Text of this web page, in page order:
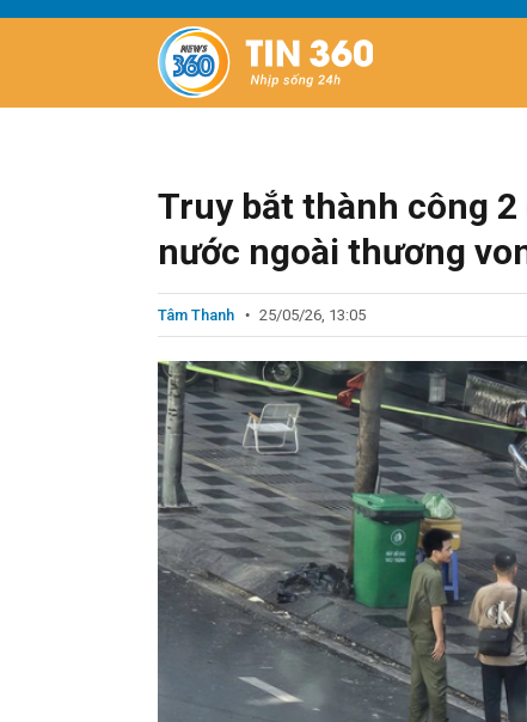
Truy bắt thành công
nước ngoài thương
Tâm Thanh 25/05/26, 13:05